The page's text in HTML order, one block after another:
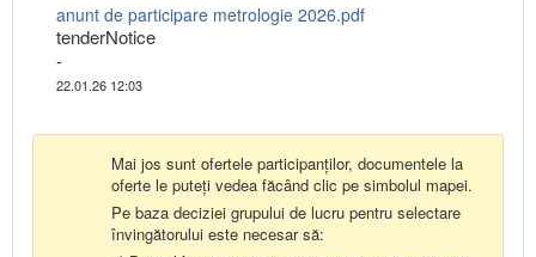
anunt de participare metrologie 2026.pdf
tenderNotice
-
22.01.26 12:03
Mai jos sunt ofertele participanților, documentele la
oferte le puteți vedea făcând clic pe simbolul mapei.
Pe baza deciziei grupului de lucru pentru selectare
învingătorului este necesar să: